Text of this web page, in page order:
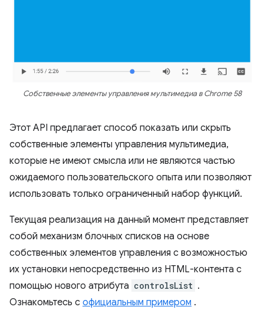
Собственные элементы управления мультимедиа в Chrome 58
Этот API предлагает способ показать или скрыть
собственные элементы управления мультимедиа,
которые не имеют смысла или не являются частью
ожидаемого пользовательского опыта или позволяют
использовать только ограниченный набор функций.
Текущая реализация на данный момент представляет
собой механизм блочных списков на основе
собственных элементов управления с возможностью
их установки непосредственно из HTML-контента с
помощью нового атрибута controlsList .
Ознакомьтесь с официальным примером .